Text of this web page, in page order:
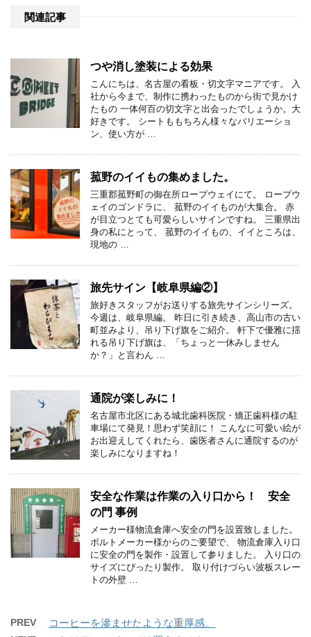
関連記事
つや消し塗装による効果
こんにちは、名古屋の看板・切文字マニアです。 入
社から今まで、制作に携わったものから街で見かけ
たもの 一体何百の切文字と出会ったでしょうか。大
好きです。 シートももちろん様々なバリエーショ
ン、使い方が …
菰野のイイもの集めました。
三重郡菰野町の御在所ロープウェイにて。 ロープウ
ェイのゴンドラに、 菰野のイイものが大集合。 赤
が目立つとても可愛らしいサインですね。 三重県出
身の私にとって、 菰野のイイもの、イイところは、
現地の …
旅先サイン【岐阜県編②】
旅好きスタッフがお送りする旅先サインシリーズ。
今週は、岐阜県編。 昨日に引き続き、高山市の古い
町並みより、吊り下げ旗をご紹介。 軒下で優雅に揺
れる吊り下げ旗は、「ちょっと一休みしません
か？」と言わん …
通院が楽しみに！
名古屋市北区にある城北歯科医院・矯正歯科様の駐
車場にて発見！思わず笑顔に！ こんなに可愛い絵が
お出迎えしてくれたら、歯医者さんに通院するのが
楽しみになりますね！
安全な作業は作業の入り口から！ 安全
の門 事例
メーカー様物流倉庫へ安全の門を設置致しました。
ボルトメーカー様からのご要望で、 物流倉庫入り口
に安全の門を製作・設置して参りました。 入り口の
サイズにぴったり製作。 取り付けづらい波板スレー
トの外壁 …
PREV コーヒーを滲ませたような重厚感。